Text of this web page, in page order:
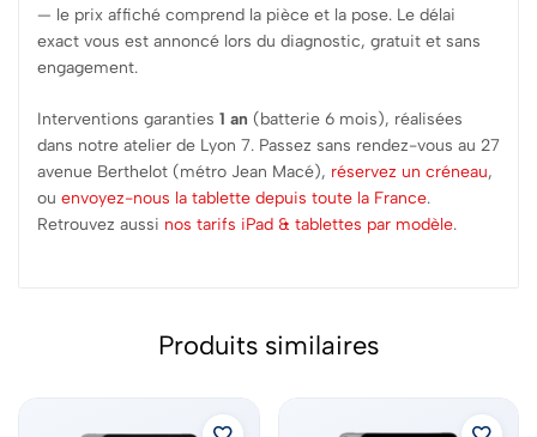
— le prix affiché comprend la pièce et la pose. Le délai
exact vous est annoncé lors du diagnostic, gratuit et sans
engagement.
Interventions garanties 1 an (batterie 6 mois), réalisées
dans notre atelier de Lyon 7. Passez sans rendez-vous au 27
avenue Berthelot (métro Jean Macé), réservez un créneau,
ou envoyez-nous la tablette depuis toute la France.
Retrouvez aussi nos tarifs iPad & tablettes par modèle.
Produits similaires